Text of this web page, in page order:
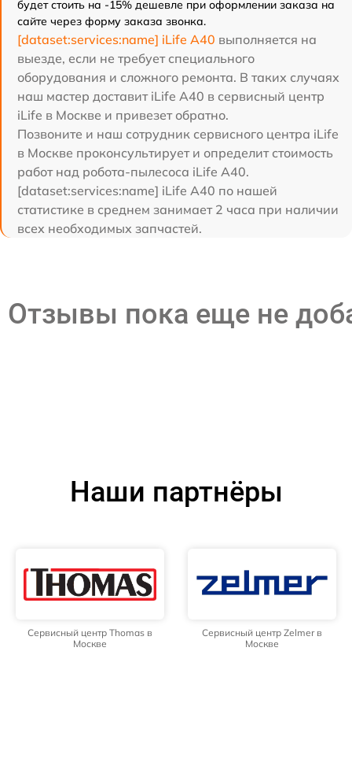
будет стоить на -15% дешевле при оформлении заказа на
сайте через форму заказа звонка.
[dataset:services:name] iLife A40 выполняется на
выезде, если не требует специального
оборудования и сложного ремонта. В таких случаях
наш мастер доставит iLife A40 в сервисный центр
iLife в Москве и привезет обратно.
Позвоните и наш сотрудник сервисного центра iLife
в Москве проконсультирует и определит стоимость
работ над робота-пылесоса iLife A40.
[dataset:services:name] iLife A40 по нашей
статистике в среднем занимает 2 часа при наличии
всех необходимых запчастей.
Отзывы пока еще не
Наши партнёры
Сервисный центр Thomas в
Москве
Сервисный центр Zelmer в
Москве